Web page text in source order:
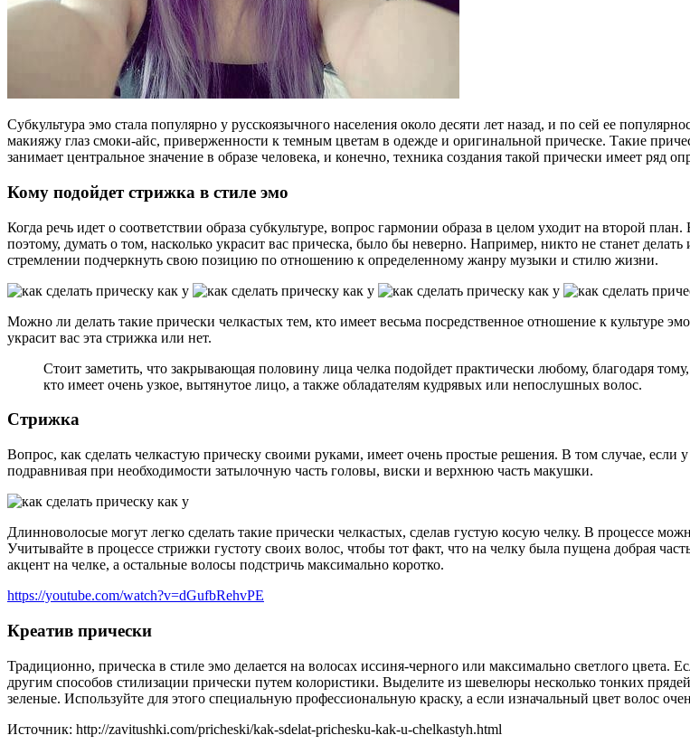
Субкультура эмо стала популярно у русскоязычного населения около десяти лет назад, и по сей ее
макияжу глаз смоки-айс, приверженности к темным цветам в одежде и оригинальной прическе. Такие
занимает центральное значение в образе человека, и конечно, техника создания такой прически имеет ряд
Кому подойдет стрижка в стиле эмо
Когда речь идет о соответствии образа субкультуре, вопрос гармонии образа в целом уходит на второй
поэтому, думать о том, насколько украсит вас прическа, было бы неверно. Например, никто не станет
стремлении подчеркнуть свою позицию по отношению к определенному жанру музыки и стилю жизни.
Можно ли делать такие прически челкастых тем, кто имеет весьма посредственное отношение к культуре
украсит вас эта стрижка или нет.
Стоит заметить, что закрывающая половину лица челка подойдет практически любому, благодаря
кто имеет очень узкое, вытянутое лицо, а также обладателям кудрявых или непослушных волос.
Стрижка
Вопрос, как сделать челкастую прическу своими руками, имеет очень простые решения. В том случае, если
подравнивая при необходимости затылочную часть головы, виски и верхнюю часть макушки.
Длинноволосые могут легко сделать такие прически челкастых, сделав густую косую челку. В процессе
Учитывайте в процессе стрижки густоту своих волос, чтобы тот факт, что на челку была пущена добрая
акцент на челке, а остальные волосы подстричь максимально коротко.
https://youtube.com/watch?v=dGufbRehvPE
Креатив прически
Традиционно, прическа в стиле эмо делается на волосах иссиня-черного или максимально светлого цвета.
другим способов стилизации прически путем колористики. Выделите из шевелюры несколько тонких
зеленые. Используйте для этого специальную профессиональную краску, а если изначальный цвет волос
Источник: http://zavitushki.com/pricheski/kak-sdelat-prichesku-kak-u-chelkastyh.html